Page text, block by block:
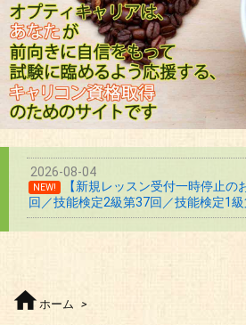
2026-08-04
NEW!
【新規レッスン受付一時停止の
回／技能検定2級第37回／技能検定1級
ホーム >